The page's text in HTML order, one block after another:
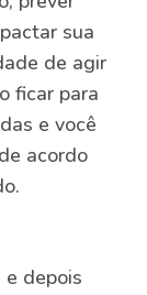
sua
de agir
ficar para
e você
de acordo
e depois